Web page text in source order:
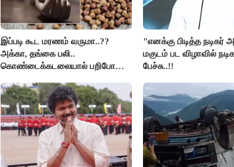
இப்படி கூட மரணம் வருமா..??
அக்கா, தங்கை பலி..
கொண்டைக்கடலையால் பறிபோன
"எனக்கு பிடித்த
மகுடம் பட விழாவில்
பேச்சு..!!